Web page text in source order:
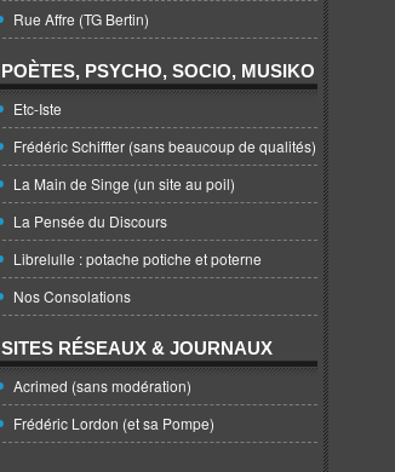
Rue Affre (TG Bertin)
POÈTES, PSYCHO, SOCIO, MUSIKO
Etc-Iste
Frédéric Schiffter (sans beaucoup de qualités)
La Main de Singe (un site au poil)
La Pensée du Discours
Librelulle : potache potiche et poterne
Nos Consolations
SITES RÉSEAUX & JOURNAUX
Acrimed (sans modération)
Frédéric Lordon (et sa Pompe)